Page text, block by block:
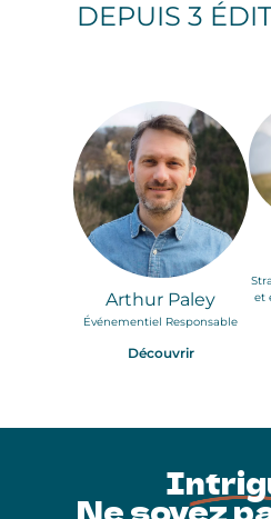
DEPUIS 3
Arthur Paley
Événementiel Responsable
Découvrir
et
Ne soyez